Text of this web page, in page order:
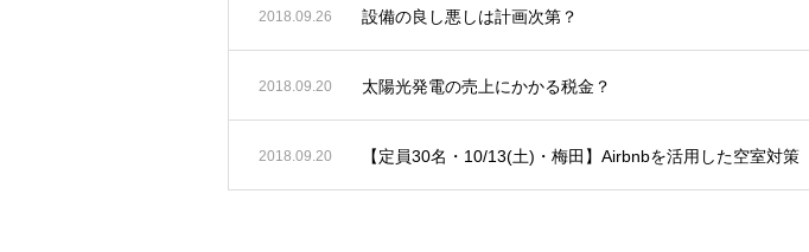
2018.09.26 設備の良し悪しは計画次第？
2018.09.20 太陽光発電の売上にかかる税金？
2018.09.20 【定員30名・10/13(土)・梅田】Airbnbを活用した空室対策